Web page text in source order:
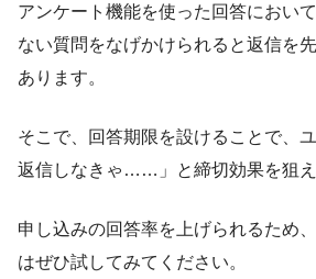
アンケート機能を使った回答におい
ない質問をなげかけられると返信を
あります。
そこで、回答期限を設けることで、
返信しなきゃ……」と締切効果を狙え
申し込みの回答率を上げられるため
はぜひ試してみてください。